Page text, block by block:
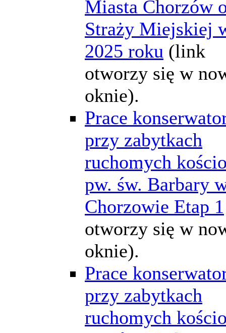
Miasta Chorzów
Straży Miejskiej
2025 roku (link
otworzy się w
oknie).
Prace
przy zabytkach
ruchomych
pw. św. Barbary
Chorzowie Etap 1
otworzy się w
oknie).
Prace
przy zabytkach
ruchomych